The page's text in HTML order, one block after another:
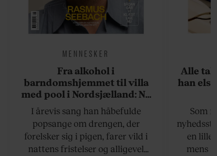
MENNESKER
Fra alkohol i
barndomshjemmet til villa
med pool i Nordsjælland: Nu
skal du høre sandheden om
Rasmus Seebach
I årevis sang han håbefulde
popsange om drengen, der
forelsker sig i pigen, farer vild i
nattens fristelser og alligevel
Alle
han
Som
en lille
mens